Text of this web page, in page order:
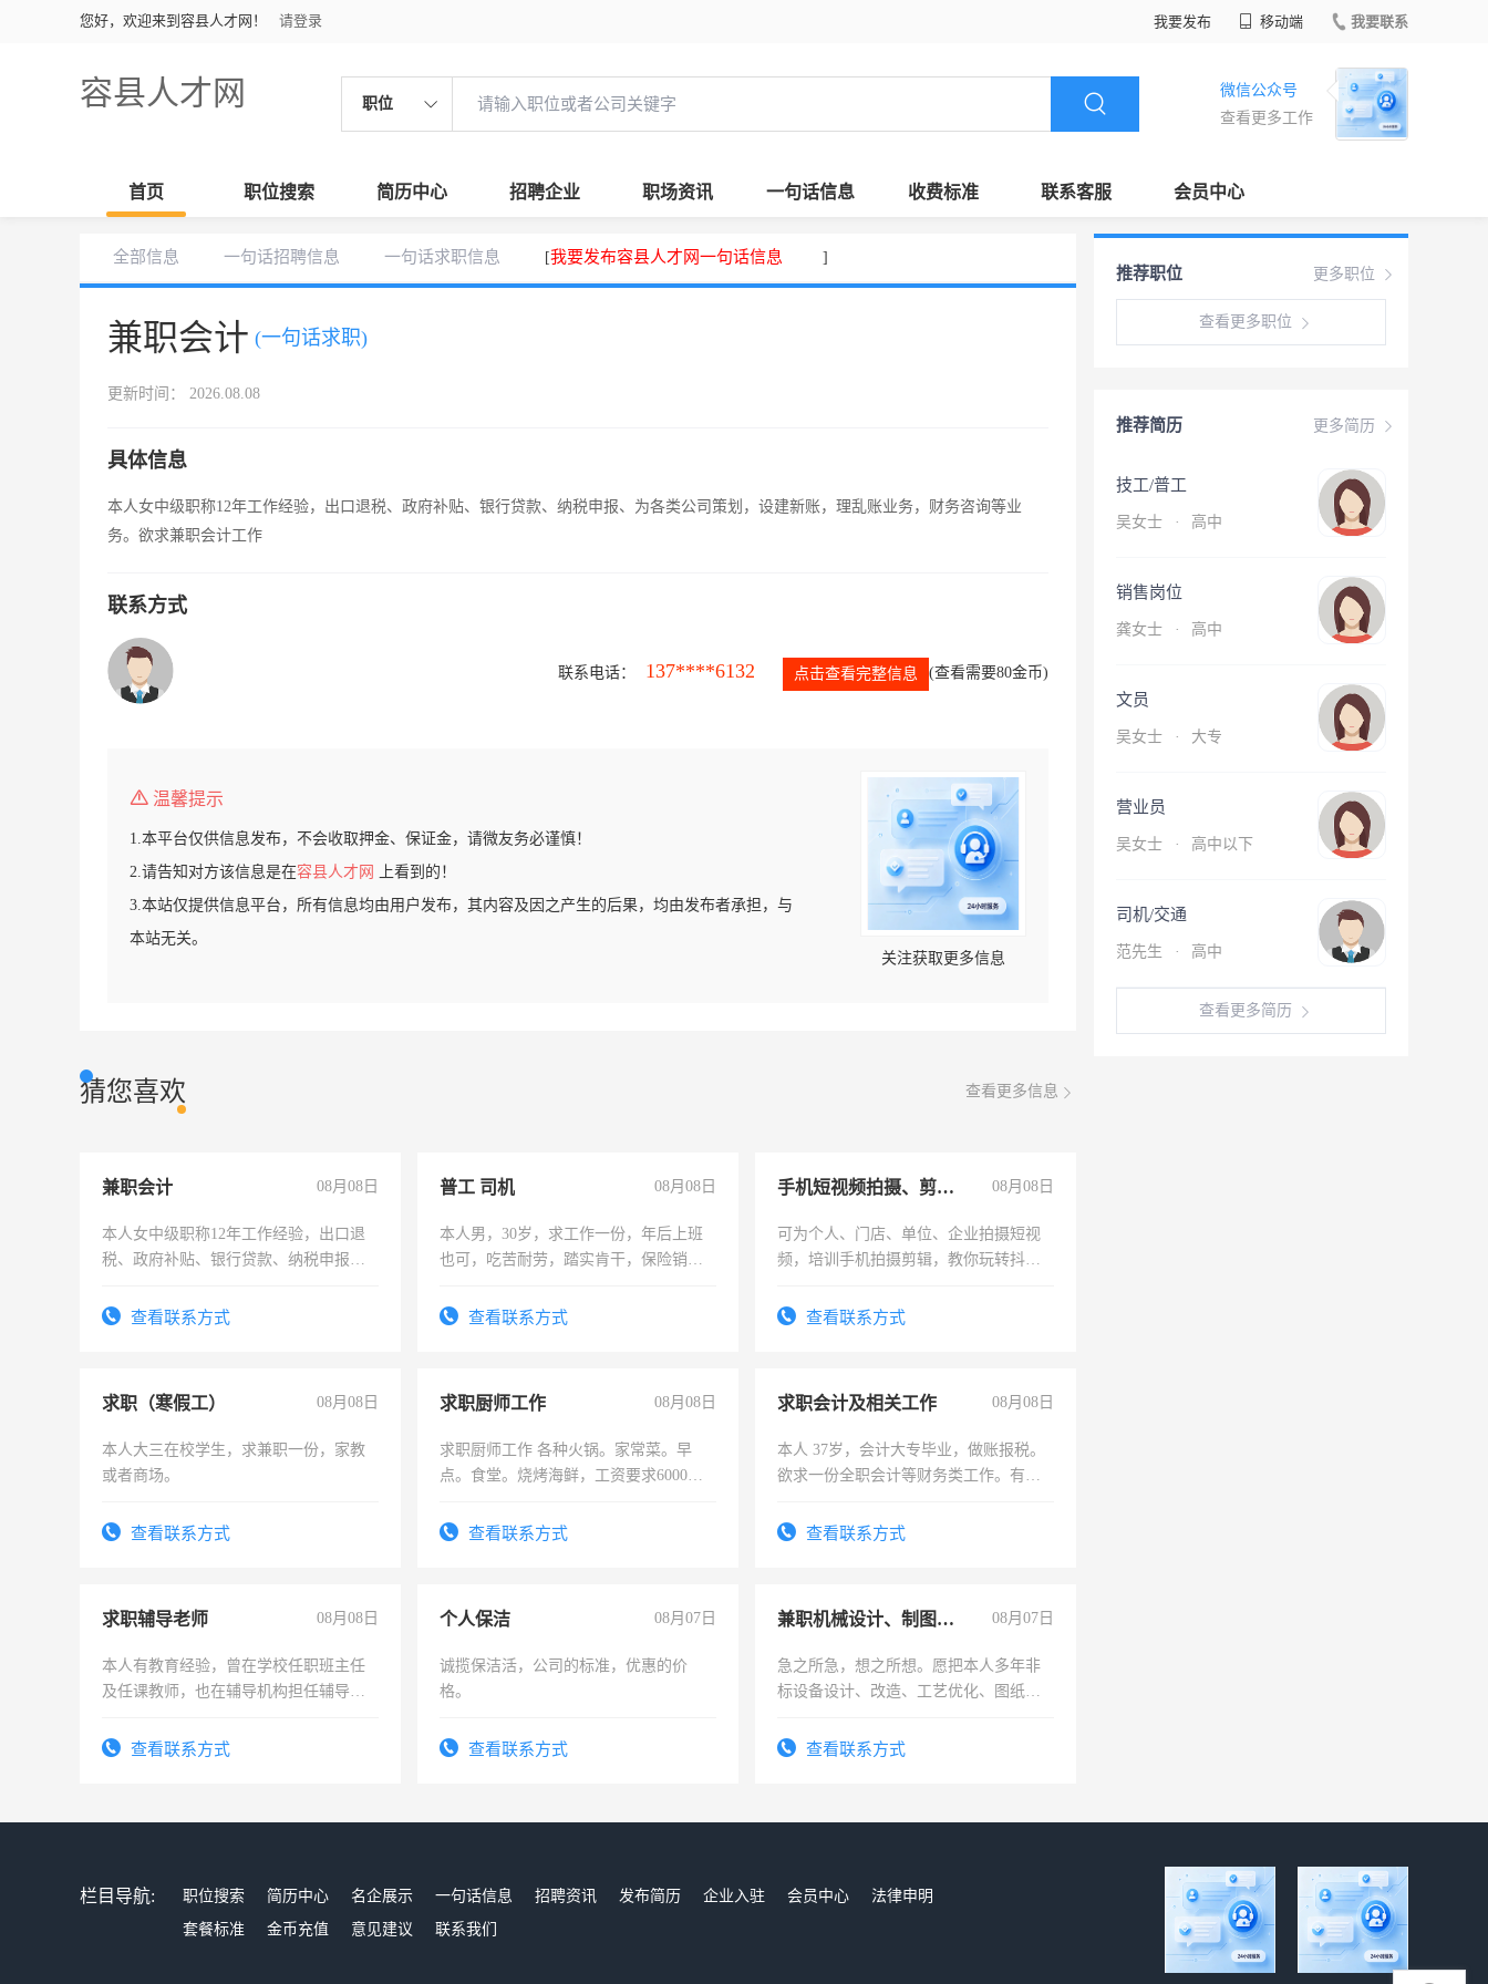
您好，欢迎来到容县人才网！ 请登录 我要发布 移动端 我要联系
容县人才网 职位
微信公众号
查看更多工作
首页 职位搜索 简历中心 招聘企业 职场资讯 一句话信息 收费标准 联系客服 会员中心
全部信息 一句话招聘信息 一句话求职信息 [我要发布容县人才网一句话信息 ]
兼职会计 (一句话求职)
更新时间： 2026.08.08
具体信息
本人女中级职称12年工作经验，出口退税、政府补贴、银行贷款、纳税申报、为各类公司策划，设建新账，理乱账业务，财务咨询等业
务。欲求兼职会计工作
联系方式
联系电话： 137****6132 点击查看完整信息 (查看需要80金币)
温馨提示
1.本平台仅供信息发布，不会收取押金、保证金，请微友务必谨慎！
2.请告知对方该信息是在容县人才网
上看到的！
3.本站仅提供信息平台，所有信息均由用户发布，其内容及因之产生的后果，均由发布者承担，与
本站无关。
关注获取更多信息
猜您喜欢 查看更多信息
兼职会计 08月08日
本人女中级职称12年工作经验，出口退
税、政府补贴、银行贷款、纳税申报、
务，财务咨询等业务。欲求兼职会计工
查看联系方式
普工 司机 08月08日
本人男，30岁，求工作一份，年后上班
也可，吃苦耐劳，踏实肯干，保险销售
查看联系方式
手机短视频拍摄、剪辑、抖音快手 08月08日
可为个人、门店、单位、企业拍摄短视
频，培训手机拍摄剪辑，教你玩转抖音
频，培训手机拍摄剪辑，教你玩转抖
查看联系方式
求职（寒假工） 08月08日
本人大三在校学生，求兼职一份，家教
或者商场。
查看联系方式
求职厨师工作 08月08日
求职厨师工作 各种火锅。家常菜。早
点。食堂。烧烤海鲜，工资要求6000以
查看联系方式
求职会计及相关工作 08月08日
本人 37岁，会计大专毕业，做账报税。
欲求一份全职会计等财务类工作。有会
查看联系方式
求职辅导老师 08月08日
本人有教育经验，曾在学校任职班主任
及任课教师，也在辅导机构担任辅导教
查看联系方式
个人保洁 08月07日
诚揽保洁活，公司的标准，优惠的价
格。
查看联系方式
兼职机械设计、制图、设备改造 08月07日
急之所急，想之所想。愿把本人多年非
标设备设计、改造、工艺优化、图纸制
结识有识之士，共享未来。
查看联系方式
更多职位
推荐职位
查看更多职位
更多简历
推荐简历
技工/普工
吴女士 · 高中
销售岗位
龚女士 · 高中
文员
吴女士 · 大专
营业员
吴女士 · 高中以下
司机/交通
范先生 · 高中
查看更多简历
栏目导航: 职位搜索 简历中心 名企展示 一句话信息 招聘资讯 发布简历 企业入驻 会员中心
法律申明
套餐标准
金币充值 意见建议 联系我们